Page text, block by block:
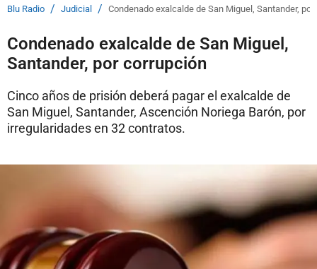
Blu Radio / Judicial / Condenado exalcalde de San Miguel, Santander,
Condenado exalcalde de San Miguel,
Santander, por corrupción
Cinco años de prisión deberá pagar el exalcalde de
San Miguel, Santander, Ascención Noriega Barón, por
irregularidades en 32 contratos.